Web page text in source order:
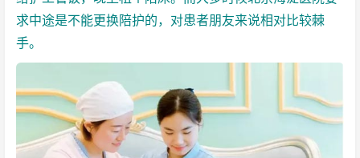
求中途是不能更换陪护的，对患者朋友来说相对比较棘
手。